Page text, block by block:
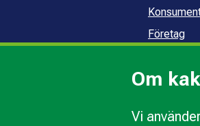
Om
Vi
Företag
Om oss